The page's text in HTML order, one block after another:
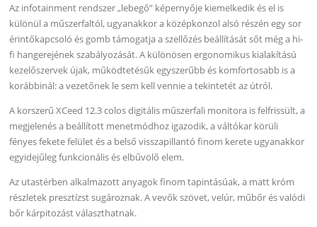
Az infotainment rendszer „lebegő” képernyője kiemelkedik és el is
különül a műszerfaltól, ugyanakkor a középkonzol alsó részén egy sor
érintőkapcsoló és gomb támogatja a szellőzés beállítását sőt még a hi-
fi hangerejének szabályozását. A különösen ergonomikus kialakítású
kezelőszervek újak, működtetésűk egyszerűbb és komfortosabb is a
korábbinál: a vezetőnek le sem kell vennie a tekintetét az útról.
A korszerű XCeed 12.3 colos digitális műszerfali monitora is felfrissült, a
megjelenés a beállított menetmódhoz igazodik, a váltókar körüli
fényes fekete felület és a belső visszapillantó finom kerete ugyanakkor
egyidejűleg funkcionális és elbűvölő elem.
Az utastérben alkalmazott anyagok finom tapintásúak, a matt króm
részletek presztízst sugároznak. A vevők szövet, velúr, műbőr és valódi
bőr kárpitozást választhatnak.